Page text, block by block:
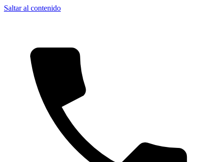
Saltar al contenido